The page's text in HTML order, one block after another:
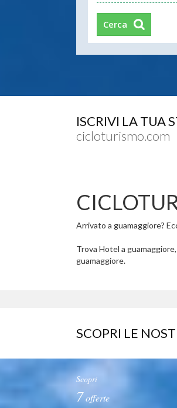
Cerca
ISCRIVI LA TUA
cicloturismo.com
Arrivato a guamaggiore?
Trova Hotel a
guamaggiore.
SCOPRI LE
Scopri
7offerte